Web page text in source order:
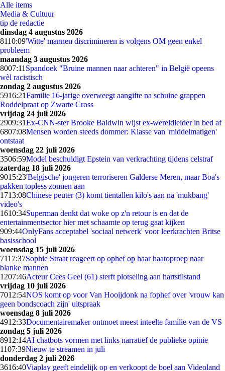
Alle items
Media & Cultuur
tip de redactie
dinsdag 4 augustus 2026
8110:09'Witte' mannen discrimineren is volgens OM geen enkel
probleem
maandag 3 augustus 2026
8007:11 Spandoek "Bruine mannen naar achteren" in België opeens
wèl racistisch
zondag 2 augustus 2026
5916:21Familie 16-jarige overweegt aangifte na schuine grappen
Roddelpraat op Zwarte Cross
vrijdag 24 juli 2026
2909:31Ex-CNN-ster Brooke Baldwin wijst ex-wereldleider in bed af
6807:08Mensen worden steeds dommer: Klasse van 'middelmatigen'
ontstaat
woensdag 22 juli 2026
3506:59Model beschuldigt Epstein van verkrachting tijdens celstraf
zaterdag 18 juli 2026
9015:23'Belgische' jongeren terroriseren Galderse Meren, maar Boa's
pakken topless zonnen aan
1713:08Chinese peuter (3) komt tientallen kilo's aan na 'mukbang'
video's
1610:34Superman denkt dat woke op z'n retour is en dat de
entertainmentsector hier met schaamte op terug gaat kijken
909:44OnlyFans acceptabel 'sociaal netwerk' voor leerkrachten Britse
basisschool
woensdag 15 juli 2026
7117:37Sophie Straat reageert op ophef op haar haatoproep naar
blanke mannen
1207:46Acteur Cees Geel (61) sterft plotseling aan hartstilstand
vrijdag 10 juli 2026
7012:54NOS komt op voor Van Hooijdonk na fophef over 'vrouw kan
geen bondscoach zijn' uitspraak
woensdag 8 juli 2026
4912:33Documentairemaker ontmoet meest inteelte familie van de VS
zondag 5 juli 2026
8912:14AI chatbots vormen met links narratief de publieke opinie
1107:39Nieuw te streamen in juli
donderdag 2 juli 2026
3616:40Viaplay geeft eindelijk op en verkoopt de boel aan Videoland